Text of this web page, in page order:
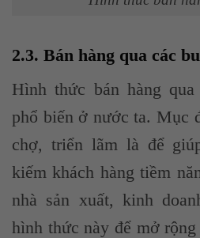
2.3. Bán hàng qua các
Hình thức bán hàng
phổ biến ở nước ta. Mục
chợ, triển lãm là để
kiếm khách hàng tiềm
nhà sản xuất, kinh
hình thức này để mở